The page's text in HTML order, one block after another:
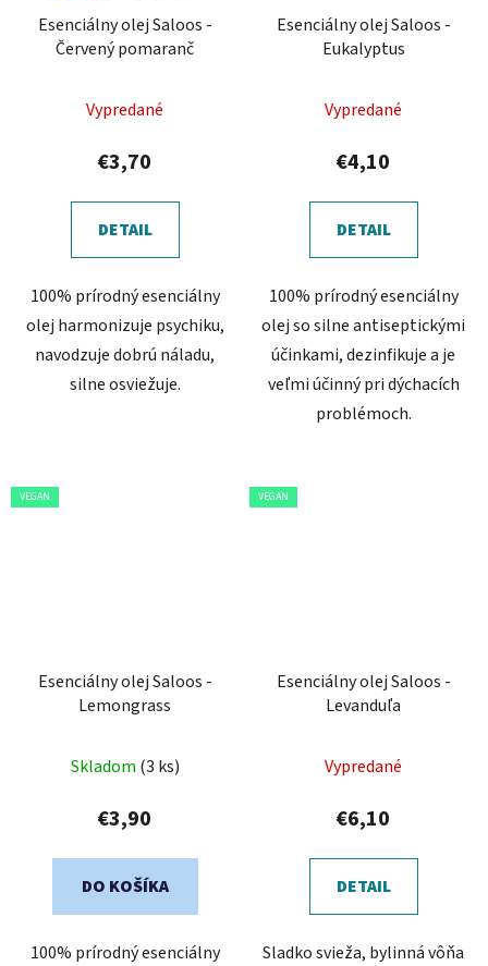
Esenciálny olej Saloos -
Červený pomaranč
Vypredané
€3,70
DETAIL
100% prírodný esenciálny
olej harmonizuje psychiku,
navodzuje dobrú náladu,
silne osviežuje.
Esenciálny olej Saloos -
Eukalyptus
Vypredané
€4,10
DETAIL
100% prírodný esenciálny
olej so silne antiseptickými
účinkami, dezinfikuje a je
veľmi účinný pri dýchacích
problémoch.
VEGAN
Esenciálny olej Saloos -
Lemongrass
Skladom (3 ks)
€3,90
DO KOŠÍKA
100% prírodný esenciálny
VEGAN
Esenciálny olej Saloos -
Levanduľa
Vypredané
€6,10
DETAIL
Sladko svieža, bylinná vôňa